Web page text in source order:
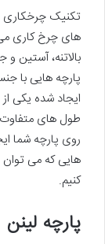
تکنیک چرخکاری
های چرخ کاری
بالاتنه، آستین
پارچه هایی با
ایجاد شده یکی
طول های
روی پارچه شما
هایی که می
کنیم.
پارچه لینن